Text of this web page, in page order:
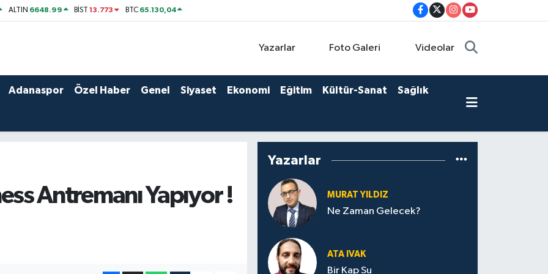
ALTIN 6648.99 BİST13.773 BTC 65.130,04
Yazarlar Foto Galeri Videolar
Adanaspor Özel Haber Genel Siyaset Ekonomi Eğitim Kültür-Sanat Sağlık
Antremanı Yapıyor !
Yazarlar
MURAT YILDIZ
Ne Zaman Gelecek?
ATA IVAK
Bir Kap Su